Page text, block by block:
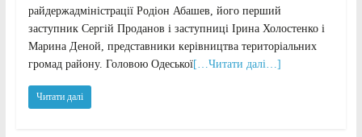
райдержадміністрації Родіон Абашев, його перший
заступник Сергій Проданов і заступниці Ірина Холостенко і
Марина Деной, представники керівництва територіальних
громад району. Головою Одеської[…Читати далі…]
Читати далі